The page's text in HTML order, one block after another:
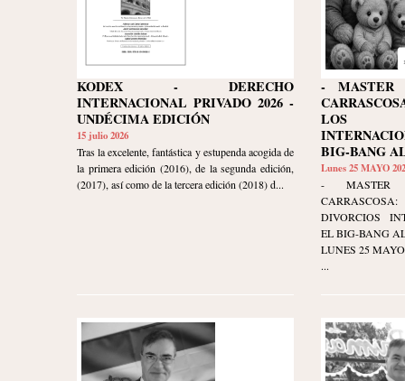
KODEX - DERECHO
INTERNACIONAL PRIVADO 2026 -
UNDÉCIMA EDICIÓN
15 julio 2026
Tras la excelente, fantástica y estupenda acogida de
la primera edición (2016), de la segunda edición,
(2017), así como de la tercera edición (2018) d...
- MASTER
LOS
BIG-BANG
Lunes 25 MAYO
- MASTER
DIVORCIOS
EL BIG-BANG
LUNES 25 MAYO
...